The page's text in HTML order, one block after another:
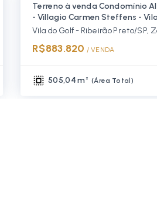
Terreno à venda Condomínio
- Villagio Carmen Steffens -
Vila do Golf - Ribeirão Preto/SP,
R$883.820 / VENDA
505,04 m² (Área Total )